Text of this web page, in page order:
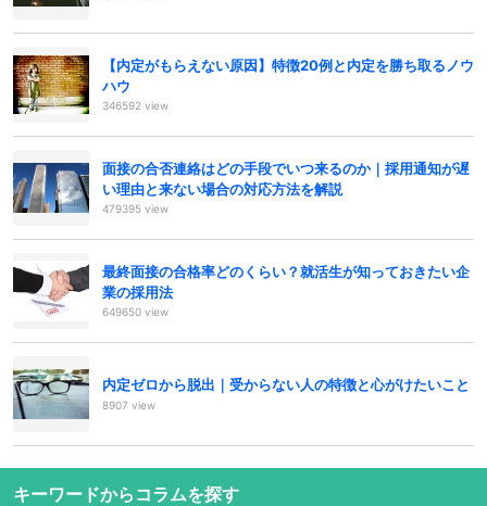
【内定がもらえない原因】特徴20例と内定を勝ち取るノウ
ハウ
346592 view
面接の合否連絡はどの手段でいつ来るのか｜採用通知が遅
い理由と来ない場合の対応方法を解説
479395 view
最終面接の合格率どのくらい？就活生が知っておきたい企
業の採用法
649650 view
内定ゼロから脱出｜受からない人の特徴と心がけたいこと
8907 view
キーワードからコラムを探す